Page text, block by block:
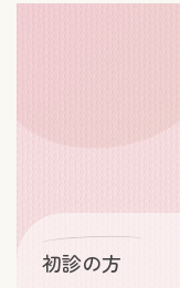
初診の方